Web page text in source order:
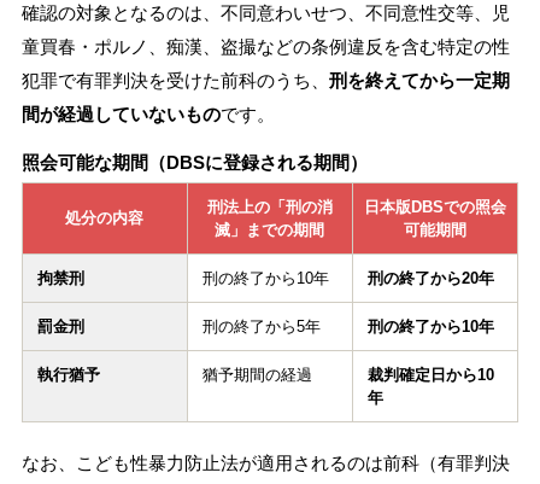
確認の対象となるのは、不同意わいせつ、不同意性交等、児
童買春・ポルノ、痴漢、盗撮などの条例違反を含む特定の性
犯罪で有罪判決を受けた前科のうち、 刑を終えてから一定期
間が経過していないものです。
照会可能な期間（DBSに登録される期間）
処分の内容
刑法上の「刑の消
滅」までの期間
日本版DBSでの照会
可能期間
拘禁刑 刑の終了から10年 刑の終了から20年
罰金刑 刑の終了から5年 刑の終了から10年
執行猶予 猶予期間の経過
裁判確定日から10
年
なお、こども性暴力防止法が適用されるのは前科（有罪判決